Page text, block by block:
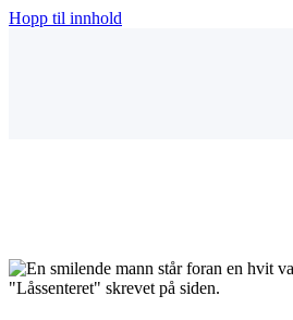
Hopp til innhold